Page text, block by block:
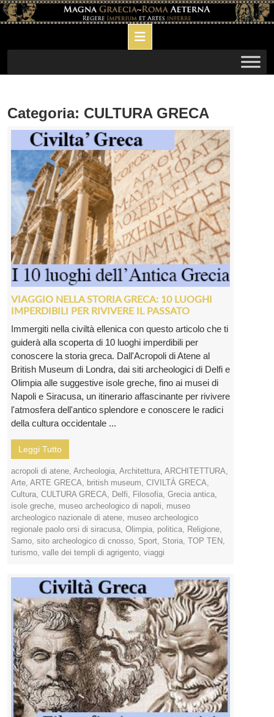
Skip
to
Categoria: CULTURA GRECA
VIAGGIO NELLA STORIA GRECA: 10 LUOGHI
IMPERDIBILI PER RIVIVERE IL PASSATO
Immergiti nella civiltà ellenica con questo articolo che ti
guiderà alla scoperta di 10 luoghi imperdibili per
conoscere la storia greca. Dall'Acropoli di Atene al
British Museum di Londra, dai siti archeologici di Delfi e
Olimpia alle suggestive isole greche, fino ai musei di
Napoli e Siracusa, un itinerario affascinante per rivivere
l'atmosfera dell'antico splendore e conoscere le radici
della cultura occidentale ...
Leggi Tutto
acropoli di atene, Archeologia, Architettura, ARCHITETTURA,
Arte, ARTE GRECA, british museum, CIVILTÀ GRECA,
Cultura, CULTURA GRECA, Delfi, Filosofia, Grecia antica,
isole greche, museo archeologico di napoli, museo
archeologico nazionale di atene, museo archeologico
regionale paolo orsi di siracusa, Olimpia, politica, Religione,
Samo, sito archeologico di cnosso, Sport, Storia, TOP TEN,
turismo, valle dei templi di agrigento, viaggi